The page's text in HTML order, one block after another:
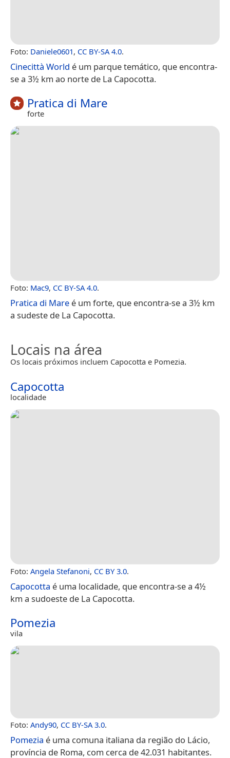
Foto: Daniele0601, CC BY-SA 4.0.
Cinecittà World é um parque temático, que encontra-
se a 3½ km ao norte de La Capocotta.
Pratica di Mare
forte
Foto: Mac9, CC BY-SA 4.0.
Pratica di Mare é um forte, que encontra-se a 3½ km
a sudeste de La Capocotta.
Locais na área
Os locais próximos incluem Capocotta e Pomezia.
Capocotta
localidade
Foto: Angela Stefanoni, CC BY 3.0.
Capocotta é uma localidade, que encontra-se a 4½
km a sudoeste de La Capocotta.
Pomezia
vila
Foto: Andy90, CC BY-SA 3.0.
Pomezia é uma comuna italiana da região do Lácio,
província de Roma, com cerca de 42.031 habitantes.